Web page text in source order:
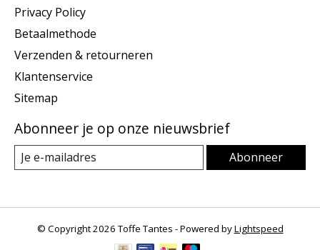
Privacy Policy
Betaalmethode
Verzenden & retourneren
Klantenservice
Sitemap
Abonneer je op onze nieuwsbrief
Abonneer
© Copyright 2026 Toffe Tantes - Powered byLightspeed